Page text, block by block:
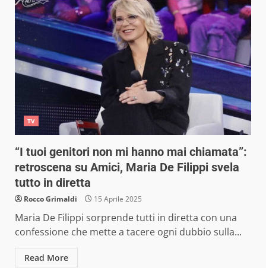
TV
“I tuoi genitori non mi hanno mai chiamata”:
retroscena su Amici, Maria De Filippi svela
tutto in diretta
Rocco Grimaldi 15 Aprile 2025
Maria De Filippi sorprende tutti in diretta con una
confessione che mette a tacere ogni dubbio sulla...
Read More